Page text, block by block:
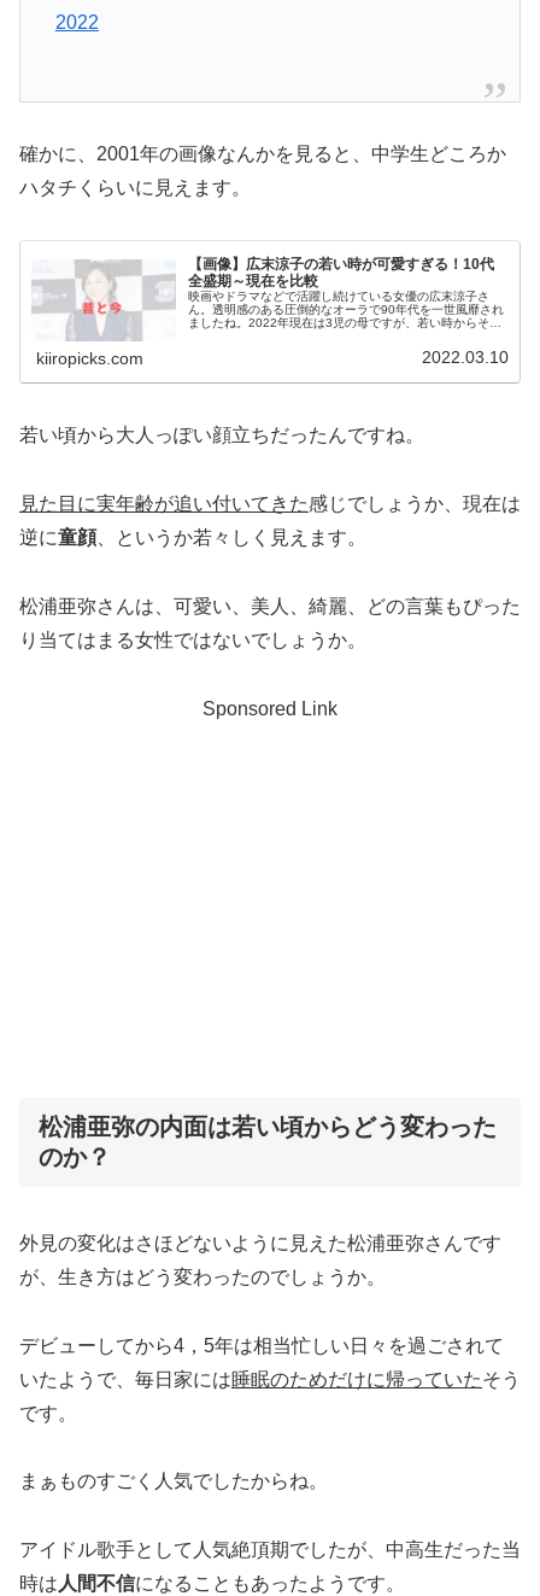
2022
確かに、2001年の画像なんかを見ると、中学生どころか
ハタチくらいに見えます。
【画像】広末涼子の若い時が可愛すぎる！10代
全盛期～現在を比較
映画やドラマなどで活躍し続けている女優の広末涼子さ
ん。透明感のある圧倒的なオーラで90年代を一世風靡され
ましたね。2022年現在は3児の母ですが、若い時からその
kiiropicks.com 2022.03.10
若い頃から大人っぽい顔立ちだったんですね。
見た目に実年齢が追い付いてきた感じでしょうか、現在は
逆に童顔、というか若々しく見えます。
松浦亜弥さんは、可愛い、美人、綺麗、どの言葉もぴった
り当てはまる女性ではないでしょうか。
Sponsored Link
松浦亜弥の内面は若い頃からどう変わった
のか？
外見の変化はさほどないように見えた松浦亜弥さんです
が、生き方はどう変わったのでしょうか。
デビューしてから4，5年は相当忙しい日々を過ごされて
いたようで、毎日家には睡眠のためだけに帰っていたそう
です。
まぁものすごく人気でしたからね。
アイドル歌手として人気絶頂期でしたが、中高生だった当
時は 人間不信になることもあったようです。